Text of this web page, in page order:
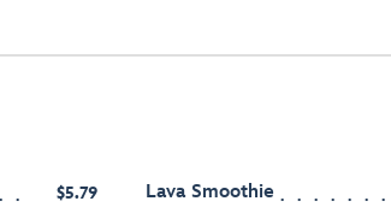
$5.79 Lava Smoothie